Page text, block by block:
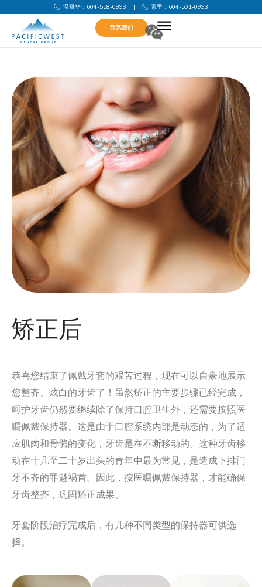
温哥华：604-558-0993 | 素里：604-501-0993
联系我们
矫正后
恭喜您结束了佩戴牙套的艰苦过程，现在可以自豪地展示
您整齐、炫白的牙齿了！虽然矫正的主要步骤已经完成，
呵护牙齿仍然要继续除了保持口腔卫生外，还需要按照医
嘱佩戴保持器。这是由于口腔系统内部是动态的，为了适
应肌肉和骨骼的变化，牙齿是在不断移动的。这种牙齿移
动在十几至二十岁出头的青年中最为常见，是造成下排门
牙不齐的罪魁祸首。因此，按医嘱佩戴保持器，才能确保
牙齿整齐，巩固矫正成果。
牙套阶段治疗完成后，有几种不同类型的保持器可供选
择。